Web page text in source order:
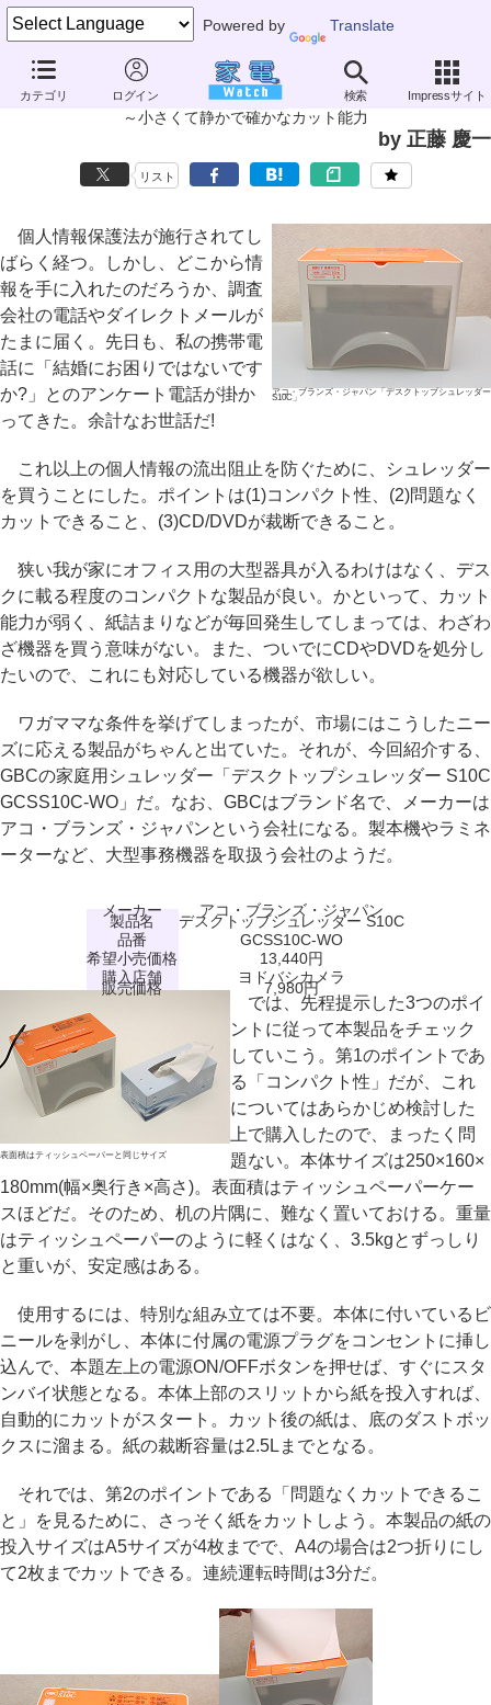
Powered by Translate
カテゴリ ログイン 検索 Impressサイト
家電製品ミニレビュー
GBC「デスクトップシュレッダー S10C」
～小さくて静かで確かなカット能力
by 正藤 慶一
リスト
アコ・ブランズ・ジャパン「デスクトップシュレッダー
S10C」
個人情報保護法が施行されてし
ばらく経つ。しかし、どこから情
報を手に入れたのだろうか、調査
会社の電話やダイレクトメールが
たまに届く。先日も、私の携帯電
話に「結婚にお困りではないです
か?」とのアンケート電話が掛か
ってきた。余計なお世話だ!
これ以上の個人情報の流出阻止を防ぐために、シュレッダー
を買うことにした。ポイントは(1)コンパクト性、(2)問題なく
カットできること、(3)CD/DVDが裁断できること。
狭い我が家にオフィス用の大型器具が入るわけはなく、デス
クに載る程度のコンパクトな製品が良い。かといって、カット
能力が弱く、紙詰まりなどが毎回発生してしまっては、わざわ
ざ機器を買う意味がない。また、ついでにCDやDVDを処分し
たいので、これにも対応している機器が欲しい。
ワガママな条件を挙げてしまったが、市場にはこうしたニー
ズに応える製品がちゃんと出ていた。それが、今回紹介する、
GBCの家庭用シュレッダー「デスクトップシュレッダー S10C
GCSS10C-WO」だ。なお、GBCはブランド名で、メーカーは
アコ・ブランズ・ジャパンという会社になる。製本機やラミネ
ーターなど、大型事務機器を取扱う会社のようだ。
メーカー アコ・ブランズ・ジャパン
製品名
デスクトップシュレッダー S10C
品番
GCSS10C-WO
希望小売価格
13,440円
購入店舗
ヨドバシカメラ
販売価格 7,980円
表面積はティッシュペーパーと同じサイズ
では、先程提示した3つのポイ
ントに従って本製品をチェック
していこう。第1のポイントであ
る「コンパクト性」だが、これ
についてはあらかじめ検討した
上で購入したので、まったく問
題ない。本体サイズは250×160×
180mm(幅×奥行き×高さ)。表面積はティッシュペーパーケー
スほどだ。そのため、机の片隅に、難なく置いておける。重量
はティッシュペーパーのように軽くはなく、3.5kgとずっしり
と重いが、安定感はある。
使用するには、特別な組み立ては不要。本体に付いているビ
ニールを剥がし、本体に付属の電源プラグをコンセントに挿し
込んで、本題左上の電源ON/OFFボタンを押せば、すぐにスタ
ンバイ状態となる。本体上部のスリットから紙を投入すれば、
自動的にカットがスタート。カット後の紙は、底のダストボッ
クスに溜まる。紙の裁断容量は2.5Lまでとなる。
それでは、第2のポイントである「問題なくカットできるこ
と」を見るために、さっそく紙をカットしよう。本製品の紙の
投入サイズはA5サイズが4枚までで、A4の場合は2つ折りにし
て2枚までカットできる。連続運転時間は3分だ。